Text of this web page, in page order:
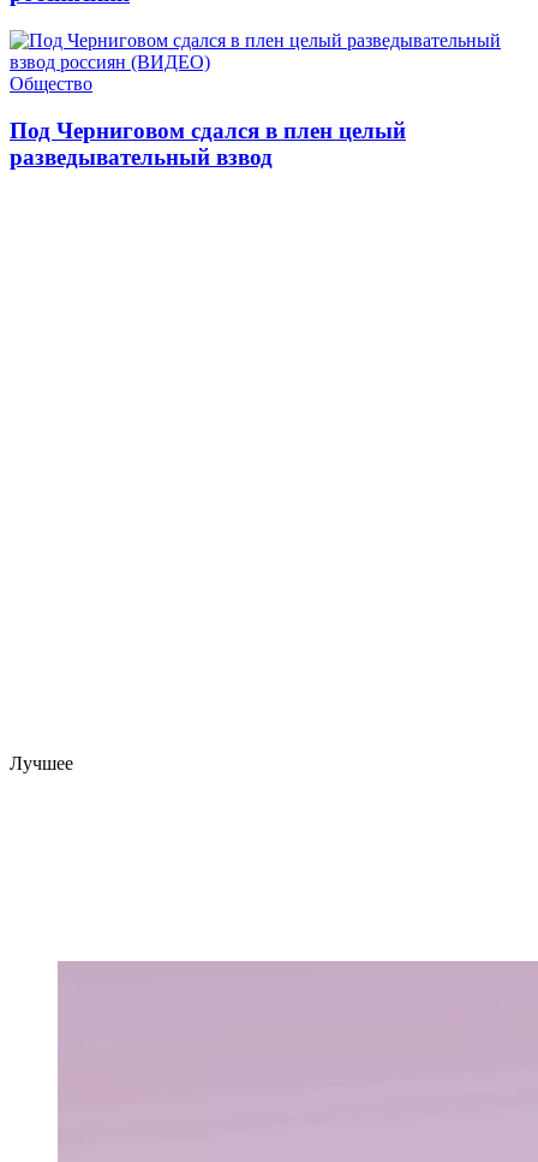
Общество
Под Черниговом сдался в плен целый
разведывательный взвод
Лучшее